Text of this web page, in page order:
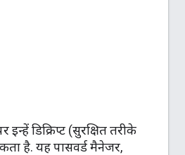
डिक्रिप्ट (सुरक्षित तरीके
है. यह पासवर्ड मैनेजर,